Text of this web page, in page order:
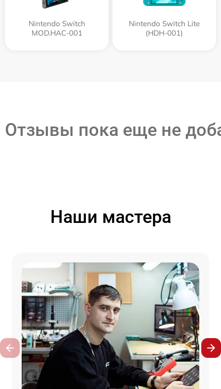
Nintendo Switch
MOD.HAC-001
Nintendo Switch Lite
(HDH-001)
Отзывы пока еще не
Наши мастера